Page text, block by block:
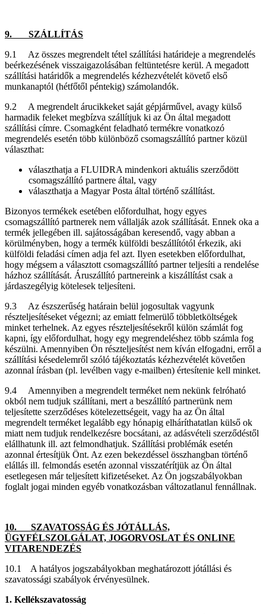
9. SZÁLLÍTÁS
9.1 Az összes megrendelt tétel szállítási határideje a megrendelés
beérkezésének visszaigazolásában feltüntetésre kerül. A megadott
szállítási határidők a megrendelés kézhezvételét követő első
munkanaptól (hétfőtől péntekig) számolandók.
9.2 A megrendelt árucikkeket saját gépjárművel, avagy külső
harmadik feleket megbízva szállítjuk ki az Ön által megadott
szállítási címre. Csomagként feladható termékre vonatkozó
megrendelés esetén több különböző csomagszállító partner közül
választhat:
választhatja a FLUIDRA mindenkori aktuális szerződött
csomagszállító partnere által, vagy
választhatja a Magyar Posta által történő szállítást.
Bizonyos termékek esetében előfordulhat, hogy egyes
csomagszállító partnerek nem vállalják azok szállítását. Ennek oka a
termék jellegében ill. sajátosságában keresendő, vagy abban a
körülményben, hogy a termék külföldi beszállítótól érkezik, aki
külföldi feladási címen adja fel azt. Ilyen esetekben előfordulhat,
hogy mégsem a választott csomagszállító partner teljesíti a rendelése
házhoz szállítását. Áruszállító partnereink a kiszállítást csak a
járdaszegélyig kötelesek teljesíteni.
9.3 Az észszerűség határain belül jogosultak vagyunk
részteljesítéseket végezni; az emiatt felmerülő többletköltségek
minket terhelnek. Az egyes részteljesítésekről külön számlát fog
kapni, így előfordulhat, hogy egy megrendeléshez több számla fog
készülni. Amennyiben Ön részteljesítést nem kíván elfogadni, erről a
szállítási késedelemről szóló tájékoztatás kézhezvételét követően
azonnal írásban (pl. levélben vagy e-mailben) értesítenie kell minket.
9.4 Amennyiben a megrendelt terméket nem nekünk felróható
okból nem tudjuk szállítani, mert a beszállító partnerünk nem
teljesítette szerződéses kötelezettségeit, vagy ha az Ön által
megrendelt terméket legalább egy hónapig elháríthatatlan külső ok
miatt nem tudjuk rendelkezésre bocsátani, az adásvételi szerződéstől
elállhatunk ill. azt felmondhatjuk. Szállítási problémák esetén
azonnal értesítjük Önt. Az ezen bekezdéssel összhangban történő
elállás ill. felmondás esetén azonnal visszatérítjük az Ön által
esetlegesen már teljesített kifizetéseket. Az Ön jogszabályokban
foglalt jogai minden egyéb vonatkozásban változatlanul fennállnak.
10. SZAVATOSSÁG ÉS JÓTÁLLÁS,
ÜGYFÉLSZOLGÁLAT, JOGORVOSLAT ÉS ONLINE
VITARENDEZÉS
10.1 A hatályos jogszabályokban meghatározott jótállási és
szavatossági szabályok érvényesülnek.
1. Kellékszavatosság